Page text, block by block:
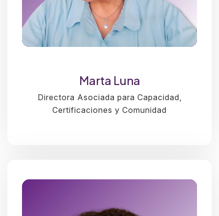
Marta Luna
Directora Asociada para Capacidad,
Certificaciones y Comunidad